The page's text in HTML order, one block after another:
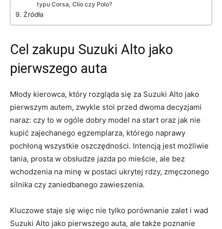
typu Corsa, Clio czy Polo?
Źródła
Cel zakupu Suzuki Alto jako
pierwszego auta
Młody kierowca, który rozgląda się za Suzuki Alto jako
pierwszym autem, zwykle stoi przed dwoma decyzjami
naraz: czy to w ogóle dobry model na start oraz jak nie
kupić zajechanego egzemplarza, którego naprawy
pochłoną wszystkie oszczędności. Intencją jest możliwie
tania, prosta w obsłudze jazda po mieście, ale bez
wchodzenia na minę w postaci ukrytej rdzy, zmęczonego
silnika czy zaniedbanego zawieszenia.
Kluczowe staje się więc nie tylko porównanie zalet i wad
Suzuki Alto jako pierwszego auta, ale także poznanie